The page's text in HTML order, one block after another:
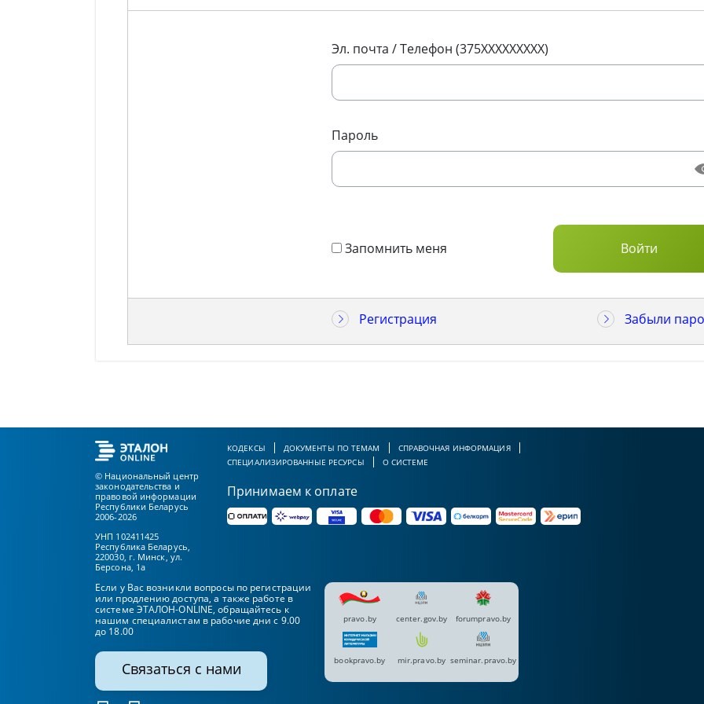
Эл. почта / Телефон (375XXXXXXXXX)
Пароль
Запомнить меня
Регистрация Забыли
© Национальный центр
законодательства и
правовой информации
Республики Беларусь
2006-2026
УНП 102411425
Республика Беларусь,
220030, г. Минск, ул.
Берсона, 1а
КОДЕКСЫ ДОКУМЕНТЫ ПО ТЕМАМ
СПРАВОЧНАЯ ИНФОРМАЦИЯ
СПЕЦИАЛИЗИРОВАННЫЕ РЕСУРСЫ
О СИСТЕМЕ
Принимаем к оплате
Если у Вас возникли вопросы по регистрации
или продлению доступа, а также работе в
системе ЭТАЛОН-ONLINE, обращайтесь к
нашим специалистам в рабочие дни с 9.00
до 18.00
Связаться с нами
pravo.by center.gov.by forumpravo.by
bookpravo.by mir.pravo.by seminar.pravo.by